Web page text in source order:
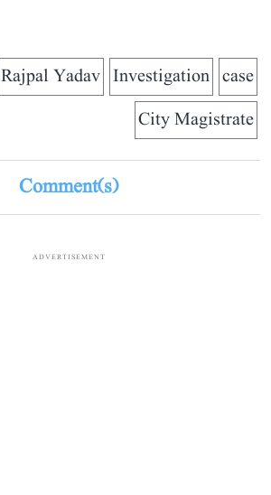
case
Investigation
Rajpal Yadav
City Magistrate
Comment(s)
ADVERTISEMENT